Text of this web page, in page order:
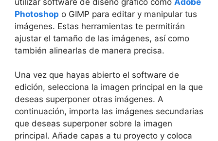
Photoshop o GIMP para editar y manipular tus
imágenes. Estas herramientas te permitirán
ajustar el tamaño de las imágenes, así como
también alinearlas de manera precisa.
Una vez que hayas abierto el software de
edición, selecciona la imagen principal en la que
deseas superponer otras imágenes. A
continuación, importa las imágenes secundarias
que deseas superponer sobre la imagen
principal. Añade capas a tu proyecto y coloca